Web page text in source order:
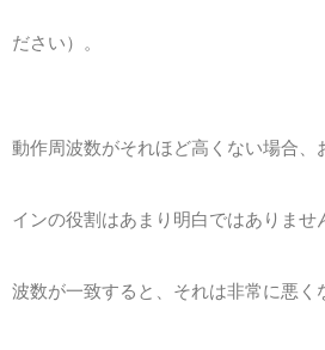
ださい）。
動作周波数がそれほど高くない場合、
インの役割はあまり明白ではありませ
波数が一致すると、それは非常に悪く